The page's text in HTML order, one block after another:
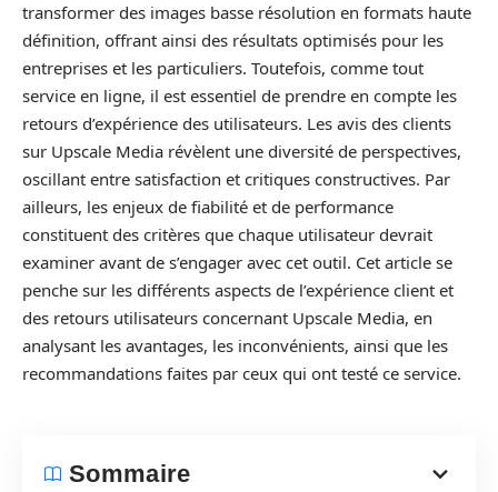
transformer des images basse résolution en formats haute
définition, offrant ainsi des résultats optimisés pour les
entreprises et les particuliers. Toutefois, comme tout
service en ligne, il est essentiel de prendre en compte les
retours d’expérience des utilisateurs. Les avis des clients
sur Upscale Media révèlent une diversité de perspectives,
oscillant entre satisfaction et critiques constructives. Par
ailleurs, les enjeux de fiabilité et de performance
constituent des critères que chaque utilisateur devrait
examiner avant de s’engager avec cet outil. Cet article se
penche sur les différents aspects de l’expérience client et
des retours utilisateurs concernant Upscale Media, en
analysant les avantages, les inconvénients, ainsi que les
recommandations faites par ceux qui ont testé ce service.
Sommaire